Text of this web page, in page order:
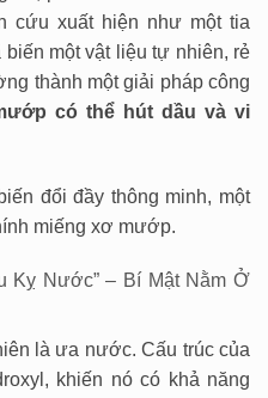
cứu xuất hiện như một tia
một vật liệu tự nhiên, rẻ
thành một giải pháp công
có thể hút dầu và vi
đổi đầy thông minh, một
miếng xơ mướp.
Kỵ Nước” – Bí Mật Nằm Ở
là ưa nước. Cấu trúc của
khiến nó có khả năng